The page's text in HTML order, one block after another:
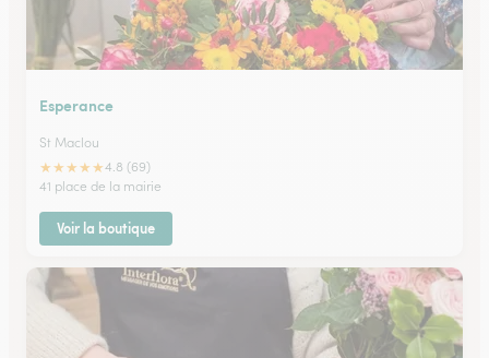
Esperance
St Maclou
★★★★★4.8 (69)
41 place de la mairie
Voir la boutique